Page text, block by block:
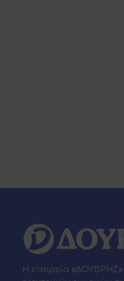
Η εταιρεία «ΔΟΥΒΡΗΣ»